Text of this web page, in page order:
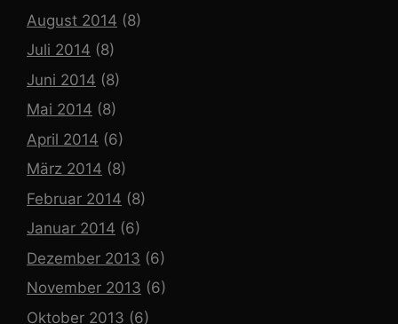
August 2014 (8)
Juli 2014 (8)
Juni 2014 (8)
Mai 2014 (8)
April 2014 (6)
März 2014 (8)
Februar 2014 (8)
Januar 2014 (6)
Dezember 2013 (6)
November 2013 (6)
Oktober 2013 (6)